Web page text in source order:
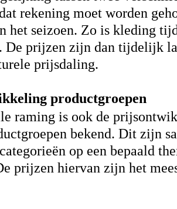
rekening moet worden
het seizoen. Zo is kleding
De prijzen zijn dan tijdelijk
prijsdaling.
productgroepen
raming is ook de
bekend. Dit zijn
op een bepaald
prijzen hiervan zijn het